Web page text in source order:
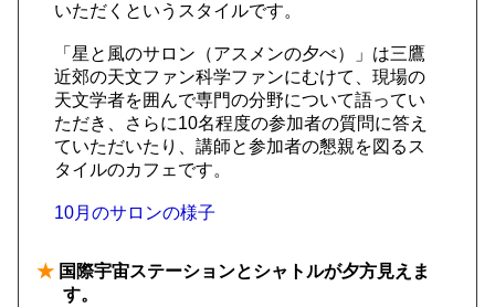
いただくというスタイルです。
「星と風のサロン（アスメンの夕べ）」は三鷹
近郊の天文ファン科学ファンにむけて、現場の
天文学者を囲んで専門の分野について語ってい
ただき、さらに10名程度の参加者の質問に答え
ていただいたり、講師と参加者の懇親を図るス
タイルのカフェです。
10月のサロンの様子
★ 国際宇宙ステーションとシャトルが夕方見えま
す。